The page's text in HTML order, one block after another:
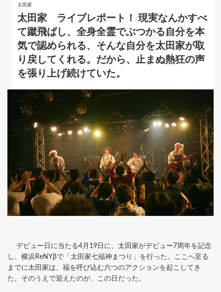
太田家
太田家 ライブレポート！ 現実なんかすべ
て蹴飛ばし、全身全霊でぶつかる自分を本
気で認められる、そんな自分を太田家が取
り戻してくれる。だから、止まぬ熱狂の声
を張り上げ続けていた。
デビュー日に当たる4月19日に、太田家がデビュー7周年を記念
し、横浜ReNYβで「太田家七福神まつり」を行った。ここへ至る
までに太田家は、福を呼び込む六つのアクションを起こしてき
た。そのうえで迎えたのが、この日だった。